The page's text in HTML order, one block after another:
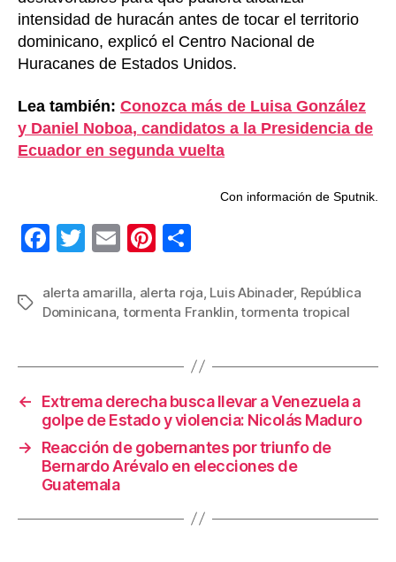
intensidad de huracán antes de tocar el territorio
dominicano, explicó el Centro Nacional de
Huracanes de Estados Unidos.
Lea también: Conozca más de Luisa González
y Daniel Noboa, candidatos a la Presidencia de
Ecuador en segunda vuelta
Con información de Sputnik.
F
c
e
o
k
T
tt
er
E
ail
Pi
er
e
m
p
ar
tir
Etiquetas
alerta amarilla alerta roja Luis Abinader, República
Dominicana tormenta Franklin ,tormenta tropical
←
Extrema derecha busca llevar a Venezuela a
golpe de Estado y violencia: Nicolás Maduro
→
Reacción de gobernantes por triunfo de
Bernardo Arévalo en elecciones de
Guatemala